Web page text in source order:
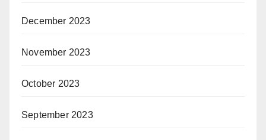
December 2023
November 2023
October 2023
September 2023